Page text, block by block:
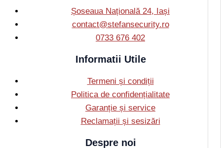
Șoseaua Națională 24, Iași
contact@stefansecurity.ro
0733 676 402
Informatii Utile
Termeni și condiții
Politica de confidențialitate
Garanție și service
Reclamații și sesizări
Despre noi